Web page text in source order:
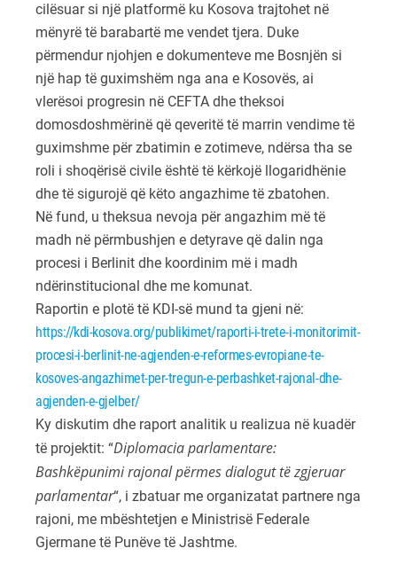
cilësuar si një platformë ku Kosova trajtohet në
mënyrë të barabartë me vendet tjera. Duke
përmendur njohjen e dokumenteve me Bosnjën si
një hap të guximshëm nga ana e Kosovës, ai
vlerësoi progresin në CEFTA dhe theksoi
domosdoshmërinë që qeveritë të marrin vendime të
guximshme për zbatimin e zotimeve, ndërsa tha se
roli i shoqërisë civile është të kërkojë llogaridhënie
dhe të sigurojë që këto angazhime të zbatohen.
Në fund, u theksua nevoja për angazhim më të
madh në përmbushjen e detyrave që dalin nga
procesi i Berlinit dhe koordinim më i madh
ndërinstitucional dhe me komunat.
Raportin e plotë të KDI-së mund ta gjeni në:
https://kdi-kosova.org/publikimet/raporti-i-trete-i-monitorimit-
procesi-i-berlinit-ne-agjenden-e-reformes-evropiane-te-
kosoves-angazhimet-per-tregun-e-perbashket-rajonal-dhe-
agjenden-e-gjelber/
Ky diskutim dhe raport analitik u realizua në kuadër
të projektit: “Diplomacia parlamentare:
Bashkëpunimi rajonal përmes dialogut të zgjeruar
parlamentar“, i zbatuar me organizatat partnere nga
rajoni, me mbështetjen e Ministrisë Federale
Gjermane të Punëve të Jashtme.